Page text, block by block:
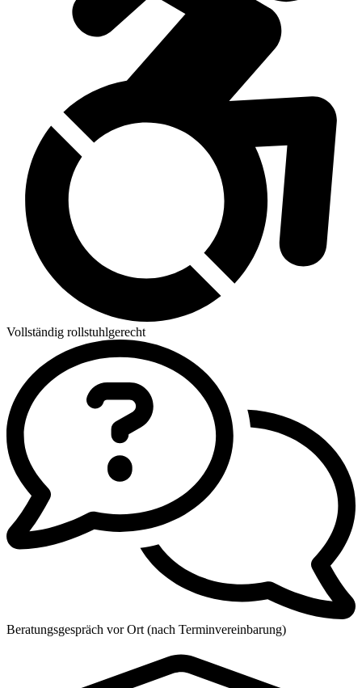
Vollständig rollstuhlgerecht
Beratungsgespräch vor Ort (nach Terminvereinbarung)